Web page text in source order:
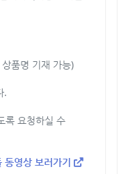
품명 기재 가능)
.
록 요청하실 수
동영상 보러가기